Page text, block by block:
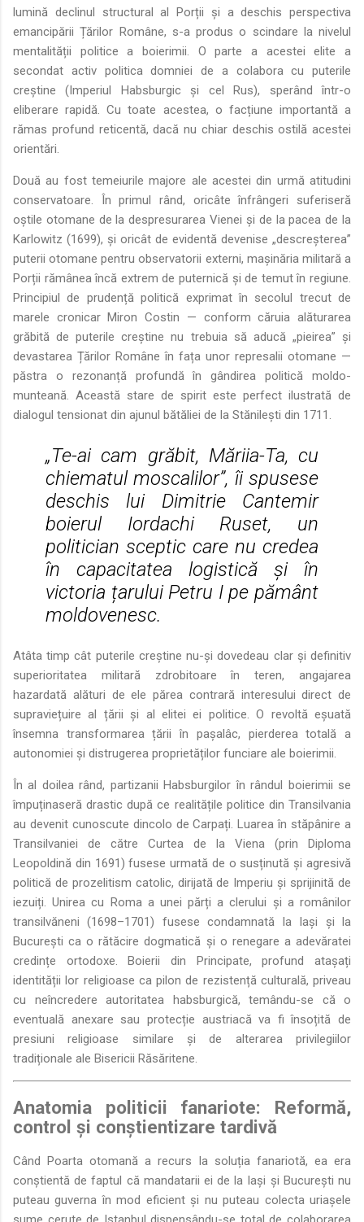
lumină declinul structural al Porții și a deschis perspectiva
emancipării Țărilor Române, s-a produs o scindare la nivelul
mentalității politice a boierimii. O parte a acestei elite a
secondat activ politica domniei de a colabora cu puterile
creștine (Imperiul Habsburgic și cel Rus), sperând într-o
eliberare rapidă. Cu toate acestea, o facțiune importantă a
rămas profund reticentă, dacă nu chiar deschis ostilă acestei
orientări.
Două au fost temeiurile majore ale acestei din urmă atitudini
conservatoare. În primul rând, oricâte înfrângeri suferiseră
oștile otomane de la despresurarea Vienei și de la pacea de la
Karlowitz (1699), și oricât de evidentă devenise „descreșterea”
puterii otomane pentru observatorii externi, mașinăria militară a
Porții rămânea încă extrem de puternică și de temut în regiune.
Principiul de prudență politică exprimat în secolul trecut de
marele cronicar Miron Costin — conform căruia alăturarea
grăbită de puterile creștine nu trebuia să aducă „pieirea” și
devastarea Țărilor Române în fața unor represalii otomane —
păstra o rezonanță profundă în gândirea politică moldo-
munteană. Această stare de spirit este perfect ilustrată de
dialogul tensionat din ajunul bătăliei de la Stănilești din 1711.
„Te-ai cam grăbit, Măriia-Ta, cu
chiematul moscalilor”, îi spusese
deschis lui Dimitrie Cantemir
boierul Iordachi Ruset, un
politician sceptic care nu credea
în capacitatea logistică și în
victoria țarului Petru I pe pământ
moldovenesc.
Atâta timp cât puterile creștine nu-și dovedeau clar și definitiv
superioritatea militară zdrobitoare în teren, angajarea
hazardată alături de ele părea contrară interesului direct de
supraviețuire al țării și al elitei ei politice. O revoltă eșuată
însemna transformarea țării în pașalâc, pierderea totală a
autonomiei și distrugerea proprietăților funciare ale boierimii.
În al doilea rând, partizanii Habsburgilor în rândul boierimii se
împuținaseră drastic după ce realitățile politice din Transilvania
au devenit cunoscute dincolo de Carpați. Luarea în stăpânire a
Transilvaniei de către Curtea de la Viena (prin Diploma
Leopoldină din 1691) fusese urmată de o susținută și agresivă
politică de prozelitism catolic, dirijată de Imperiu și sprijinită de
iezuiți. Unirea cu Roma a unei părți a clerului și a românilor
transilvăneni (1698–1701) fusese condamnată la Iași și la
București ca o rătăcire dogmatică și o renegare a adevăratei
credințe ortodoxe. Boierii din Principate, profund atașați
identității lor religioase ca pilon de rezistență culturală, priveau
cu neîncredere autoritatea habsburgică, temându-se că o
eventuală anexare sau protecție austriacă va fi însoțită de
presiuni religioase similare și de alterarea privilegiilor
tradiționale ale Bisericii Răsăritene.
Anatomia politicii fanariote: Reformă,
control și conștientizare tardivă
Când Poarta otomană a recurs la soluția fanariotă, ea era
conștientă de faptul că mandatarii ei de la Iași și București nu
puteau guverna în mod eficient și nu puteau colecta uriașele